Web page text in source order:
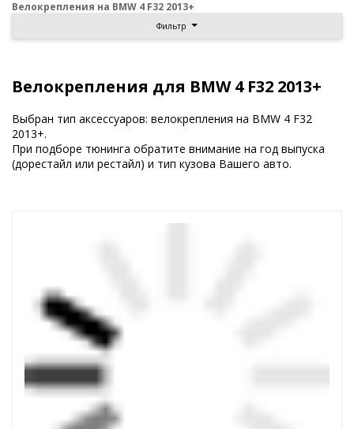
Велокрепления на BMW 4 F32 2013+
Фильтр
Велокрепления для BMW 4 F32 2013+
Выбран тип аксессуаров: велокрепления на BMW 4 F32
2013+.
При подборе тюнинга обратите внимание на год выпуска
(дорестайл или рестайл) и тип кузова Вашего авто.